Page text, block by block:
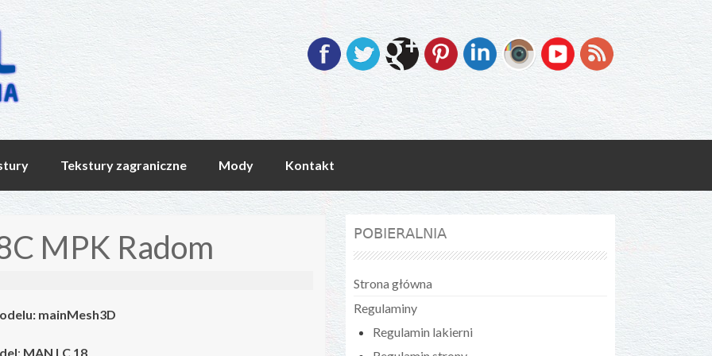
Tekstury zagraniczne Mody Kontakt
MPK Radom
mainMesh3D
: MAN LC 18
POBIERALNIA
Strona główna
Regulaminy
Regulamin lakierni